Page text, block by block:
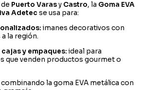
Puerto Varasy Castro, la Goma EVA
Adetec se usa para:
imanes decorativos con
la región.
y empaques: ideal para
que venden productos gourmet o
combinando la goma EVA metálica con